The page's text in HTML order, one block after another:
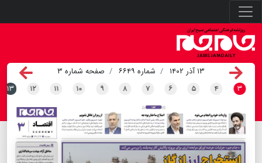
۱۳ آذر ۱۴۰۲ شماره ۶۶۴۹
صفحه شماره ۳
۳ ۴ ۵ ۶ ۷ ۸ ۹ ۱۰ ۱۱ ۱۲ ۱۳